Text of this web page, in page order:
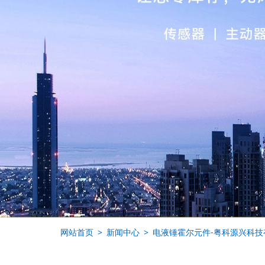
网站首页 新闻中心 电液锤霍尔元件-粤科源兴科